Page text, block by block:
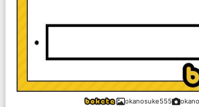
okanosuke555